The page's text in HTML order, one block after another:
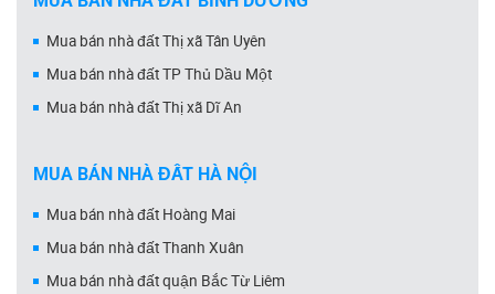
Mua bán nhà đất Thị xã Tân Uyên
Mua bán nhà đất TP Thủ Dầu Một
Mua bán nhà đất Thị xã Dĩ An
MUA BÁN NHÀ ĐẤT HÀ NỘI
Mua bán nhà đất Hoàng Mai
Mua bán nhà đất Thanh Xuân
Mua bán nhà đất quận Bắc Từ Liêm